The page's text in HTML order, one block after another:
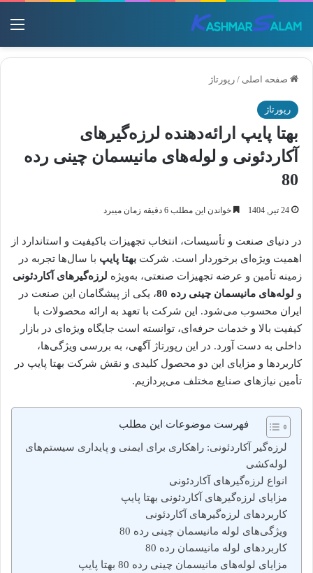
صفحه اصلی / رپورتاژ
رپورتاژ
بهتا پایپ ارائه‌دهنده لرزه‌گیرهای
آکاردئونی و لوله‌های مانیسمان چینی رده
80
24 تیر, 1404 خواندن این مطلب 6 دقیقه زمان میبرد
در دنیای صنعت و تأسیسات، انتخاب تجهیزات باکیفیت و استاندارد از
اهمیت ویژه‌ای برخوردار است. شرکت بهتا پایپ با سال‌ها تجربه در
زمینه تأمین و عرضه تجهیزات صنعتی، به‌ویژه لرزه‌گیرهای آکاردئونی
و لوله‌های مانیسمان چینی رده 80
، یکی از پیشگامان این صنعت در
ایران محسوب می‌شود. این شرکت با تعهد به ارائه محصولات با
کیفیت بالا و خدمات حرفه‌ای، توانسته است جایگاه ویژه‌ای در بازار
داخلی به دست آورد. در این رپورتاژ آگهی، به بررسی ویژگی‌ها،
کاربردها و مزایای این دو محصول کلیدی و نقش شرکت بهتا پایپ در
تأمین نیازهای صنایع مختلف می‌پردازیم.
فهرست موضوعات این مطلب
لرزه‌گیر آکاردئونی: راهکاری برای ایمنی و پایداری سیستم‌های
لوله‌کشی
انواع لرزه‌گیرهای آکاردئونی
مزایای لرزه‌گیرهای آکاردئونی بهتا پایپ
کاربردهای لرزه‌گیرهای آکاردئونی
ویژگی‌های لوله مانیسمان چینی رده 80
کاربردهای لوله مانیسمان رده 80
مزایای لوله‌های مانیسمان چینی رده 80 بهتا پایپ